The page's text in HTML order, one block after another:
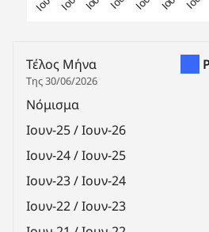
Τέλος Μήνα
Της 30/06/2026
Νόμισμα
Ιουν-25 / Ιουν-26
Ιουν-24 / Ιουν-25
Ιουν-23 / Ιουν-24
Ιουν-22 / Ιουν-23